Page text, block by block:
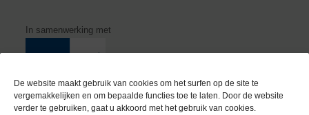
De website maakt gebruik van cookies om het surfen op de site te
vergemakkelijken en om bepaalde functies toe te laten. Door de website
verder te gebruiken, gaat u akkoord met het gebruik van cookies.
In samenwerking met